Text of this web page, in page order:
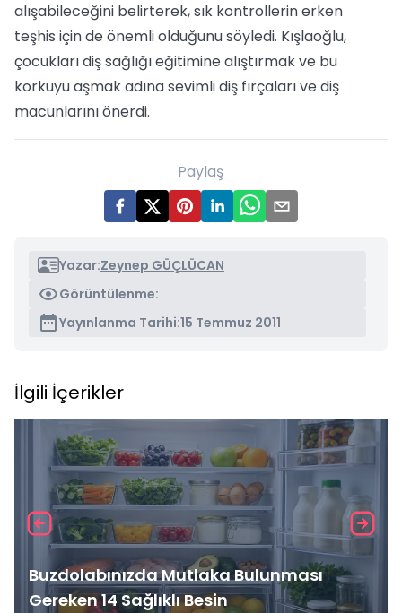
alışabileceğini belirterek, sık kontrollerin erken
teşhis için de önemli olduğunu söyledi. Kışlaoğlu,
çocukları diş sağlığı eğitimine alıştırmak ve bu
korkuyu aşmak adına sevimli diş fırçaları ve diş
macunlarını önerdi.
Paylaş
Yazar:Zeynep GÜÇLÜCAN
Görüntülenme:
Yayınlanma Tarihi:15 Temmuz 2011
İlgili İçerikler
Buzdolabınızda Mutlaka Bulunması
Gereken 14 Sağlıklı Besin